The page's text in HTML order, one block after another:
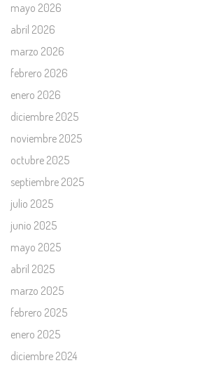
mayo 2026
abril 2026
marzo 2026
febrero 2026
enero 2026
diciembre 2025
noviembre 2025
octubre 2025
septiembre 2025
julio 2025
junio 2025
mayo 2025
abril 2025
marzo 2025
febrero 2025
enero 2025
diciembre 2024